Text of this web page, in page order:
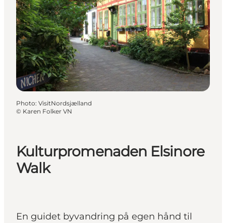
Planera din resa
Kulturpromenaden Elsinore
Walk
En guidet byvandring på egen hånd til
Photo: VisitNordsjælland
© Karen Folker VN